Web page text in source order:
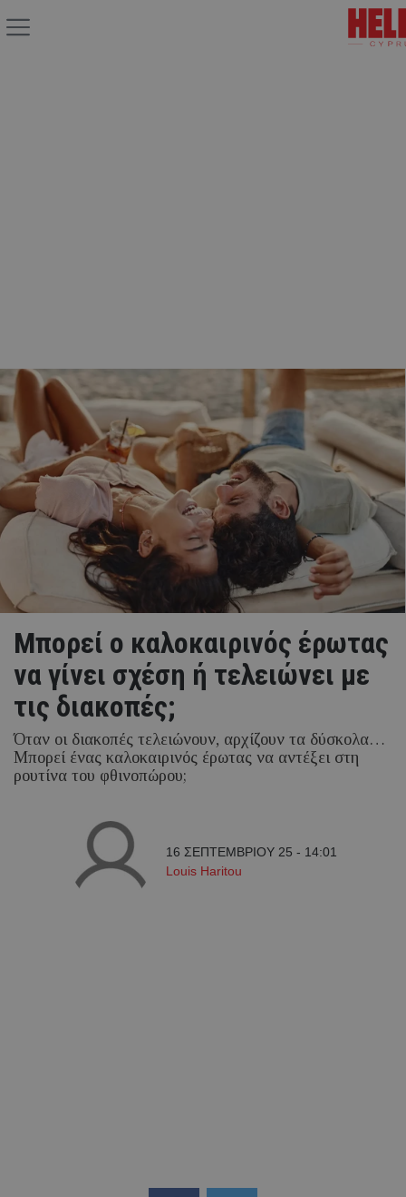
Μπορεί ο καλοκαιρινός έρωτας
να γίνει σχέση ή τελειώνει με
τις διακοπές;
Όταν οι διακοπές τελειώνουν, αρχίζουν τα δύσκολα…
Μπορεί ένας καλοκαιρινός έρωτας να αντέξει στη
ρουτίνα του φθινοπώρου;
16 ΣΕΠΤΕΜΒΡΙΟΥ 25 - 14:01
Louis Haritou